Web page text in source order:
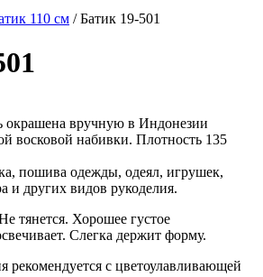
110 см / Батик 19-501
вручную в Индонезии
восковой набивки. Плотность 135
пошива одежды, одеял, игрушек,
и других видов рукоделия.
тянется. Хорошее густое
Слегка держит форму.
рекомендуется с цветоулавливающей